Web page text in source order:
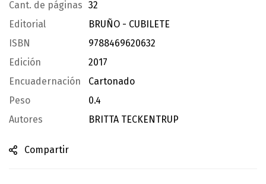
Cant. de páginas 32
Editorial
BRUÑO - CUBILETE
ISBN
9788469620632
Edición
2017
Encuadernación
Cartonado
Peso
0.4
Autores
BRITTA TECKENTRUP
Compartir